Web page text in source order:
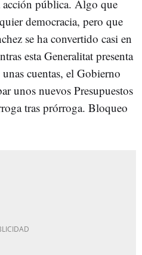
acción pública. Algo que
democracia, pero que
se ha convertido casi en
esta Generalitat presenta
cuentas, el Gobierno
unos nuevos Presupuestos
tras prórroga. Bloqueo